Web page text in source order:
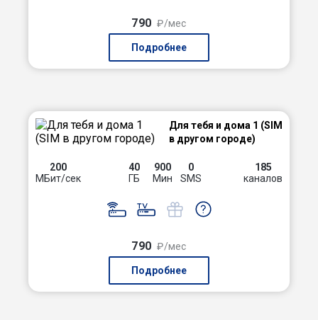
790 ₽/мес
Подробнее
Для тебя и дома 1 (SIM
в другом городе)
200
МБит/сек
40
ГБ
900
Мин
0
SMS
185
каналов
790 ₽/мес
Подробнее